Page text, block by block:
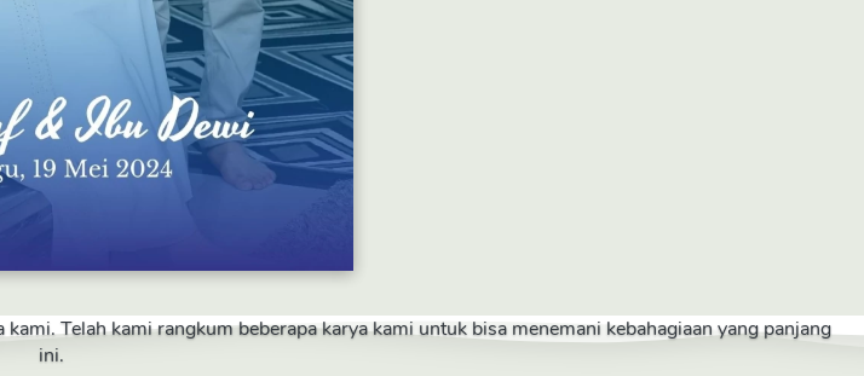
Telah kami rangkum beberapa karya kami untuk bisa menemani kebahagiaan yang panjang
ini.